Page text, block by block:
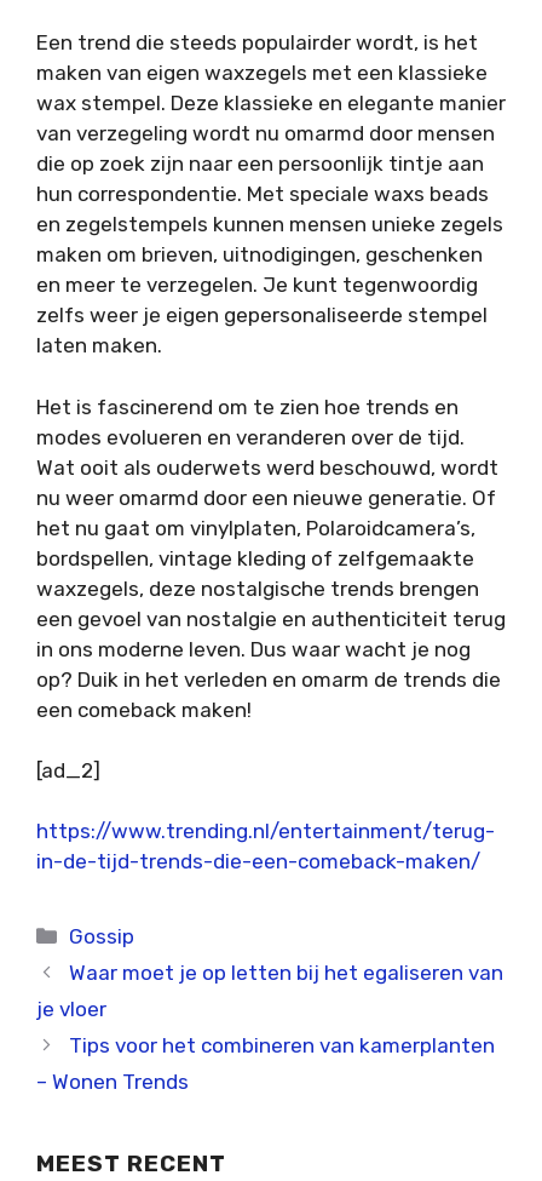
Een trend die steeds populairder wordt, is het
maken van eigen waxzegels met een klassieke
wax stempel. Deze klassieke en elegante manier
van verzegeling wordt nu omarmd door mensen
die op zoek zijn naar een persoonlijk tintje aan
hun correspondentie. Met speciale waxs beads
en zegelstempels kunnen mensen unieke zegels
maken om brieven, uitnodigingen, geschenken
en meer te verzegelen. Je kunt tegenwoordig
zelfs weer je eigen gepersonaliseerde stempel
laten maken.
Het is fascinerend om te zien hoe trends en
modes evolueren en veranderen over de tijd.
Wat ooit als ouderwets werd beschouwd, wordt
nu weer omarmd door een nieuwe generatie. Of
het nu gaat om vinylplaten, Polaroidcamera’s,
bordspellen, vintage kleding of zelfgemaakte
waxzegels, deze nostalgische trends brengen
een gevoel van nostalgie en authenticiteit terug
in ons moderne leven. Dus waar wacht je nog
op? Duik in het verleden en omarm de trends die
een comeback maken!
[ad_2]
https://www.trending.nl/entertainment/terug-
in-de-tijd-trends-die-een-comeback-maken/
Categorieën
Gossip
Waar moet je op letten bij het egaliseren van
je vloer
Tips voor het combineren van kamerplanten
– Wonen Trends
MEEST RECENT